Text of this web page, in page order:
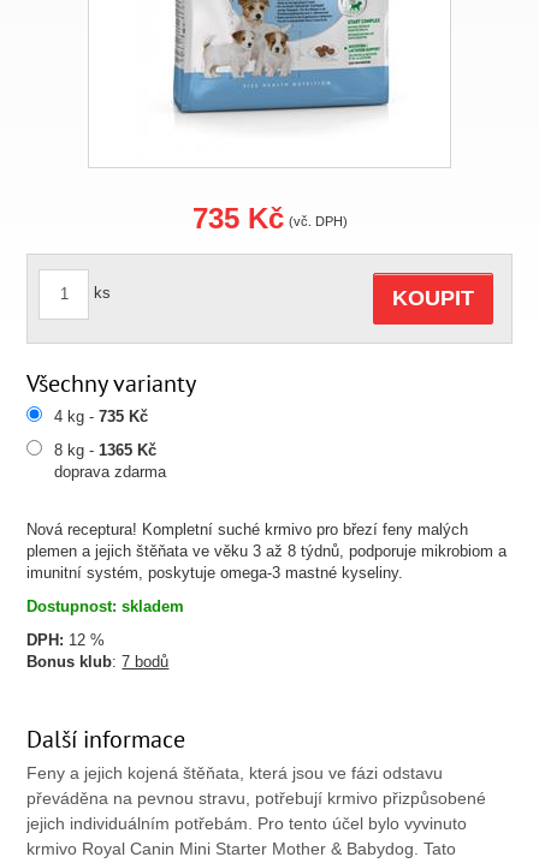
Nová receptura! Kompletní suché krmivo pro březí feny malých
plemen a jejich štěňata ve věku 3 až 8 týdnů, podporuje mikrobiom a
imunitní systém, poskytuje omega-3 mastné kyseliny.
Dostupnost: skladem
DPH: 12 %
Bonus klub:7 bodů
735 Kč (vč. DPH)
ks KOUPIT
Všechny varianty
4 kg -735 Kč
8 kg -1365 Kč
doprava zdarma
Další informace
Feny a jejich kojená štěňata, která jsou ve fázi odstavu
převáděna na pevnou stravu, potřebují krmivo přizpůsobené
jejich individuálním potřebám. Pro tento účel bylo vyvinuto
krmivo Royal Canin Mini Starter Mother & Babydog. Tato